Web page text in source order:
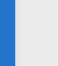
lub